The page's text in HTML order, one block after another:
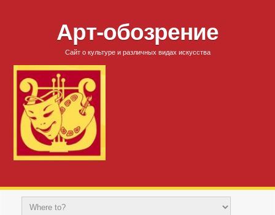
Арт-обозрение
Сайт о культуре и различных видах искусства